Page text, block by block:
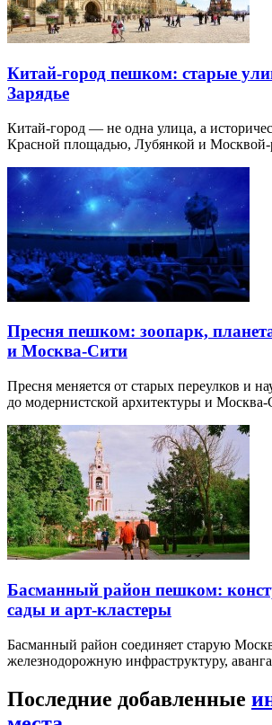
Китай-город пешком: старые
Зарядье
Китай-город — не одна улица, а
Красной площадью, Лубянкой и Москвой-
Пресня пешком: зоопарк,
и Москва-Сити
Пресня меняется от старых переулков и
до модернистской архитектуры и
Басманный район пешком:
сады и арт-кластеры
Басманный район соединяет старую
железнодорожную инфраструктуру,
Последние добавленные